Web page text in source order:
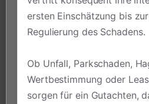
ersten Einschätzung bis
Regulierung des Schadens.
Ob Unfall, Parkschaden,
Wertbestimmung oder
sorgen für ein Gutachten,